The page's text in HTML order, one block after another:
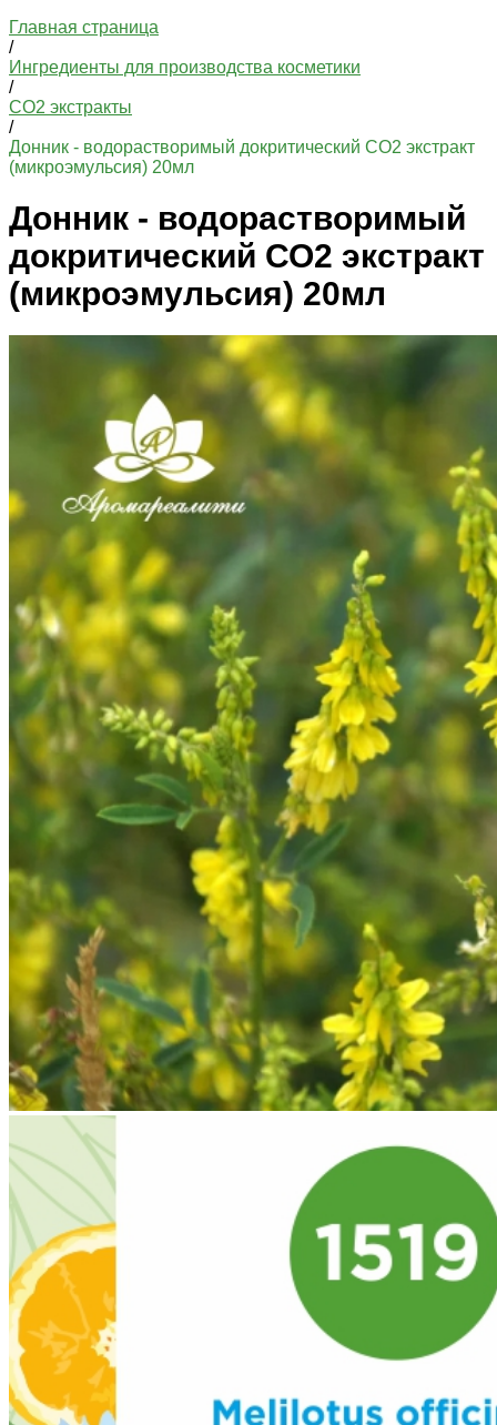
Главная страница
/
Ингредиенты для производства косметики
/
СО2 экстракты
/
Донник - водорастворимый докритический СО2 экстракт
(микроэмульсия) 20мл
Донник - водорастворимый
докритический СО2 экстракт
(микроэмульсия) 20мл